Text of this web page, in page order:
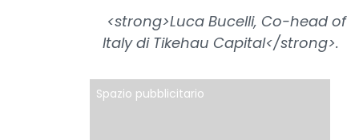
<strong>Luca Bucelli, Co-head of
Italy di Tikehau Capital</strong>.
Spazio pubblicitario